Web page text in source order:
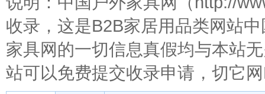
收录，这是B2B家居用品类网站
家具网的一切信息真假均与本站
站可以免费提交收录申请，切它